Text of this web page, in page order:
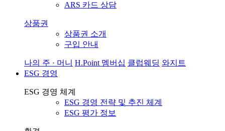
ARS 카드 상담
상품권
상품권 소개
구입 안내
나의 주 · 머니 H.Point 멤버십 클럽웨딩 와지트
ESG 경영
ESG 경영 체계
ESG 경영 전략 및 추진 체계
ESG 평가 정보